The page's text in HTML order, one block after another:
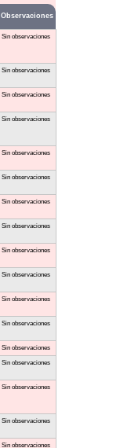
Observaciones
Sin observaciones
Sin observaciones
Sin observaciones
Sin observaciones
Sin observaciones
Sin observaciones
Sin observaciones
Sin observaciones
Sin observaciones
Sin observaciones
Sin observaciones
Sin observaciones
Sin observaciones
Sin observaciones
Sin observaciones
Sin observaciones
Sin observaciones